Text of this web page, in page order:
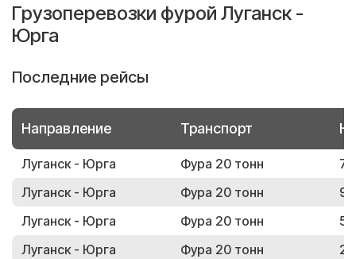
Грузоперевозки фурой Луганск -
Юрга
Последние рейсы
Направление Транспорт
Луганск - Юрга Фура 20 тонн
Луганск - Юрга
Фура 20 тонн
Луганск - Юрга
Фура 20 тонн
Луганск - Юрга
Фура 20 тонн